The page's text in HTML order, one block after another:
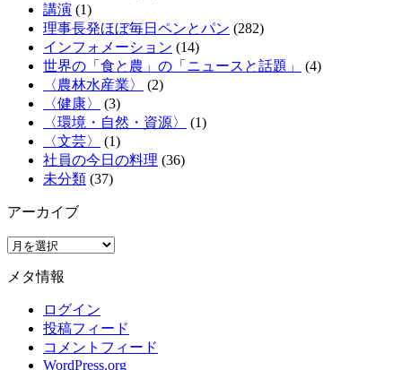
講演 (1)
理事長発ほぼ毎日ペンとパン (282)
インフォメーション (14)
世界の「食と農」の「ニュースと話題」
(4)
〈農林水産業〉
(2)
〈健康〉
(3)
〈環境・自然・資源〉
(1)
〈文芸〉
(1)
社員の今日の料理 (36)
未分類 (37)
アーカイブ
ア
カ
メタ情報
ログイン
投稿フィード
コメントフィード
WordPress.org